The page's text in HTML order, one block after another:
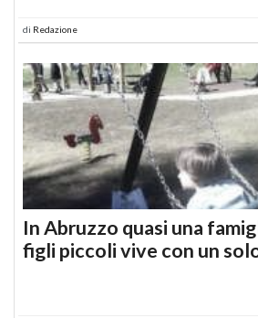
di Redazione
In Abruzzo quasi una
figli piccoli vive con un